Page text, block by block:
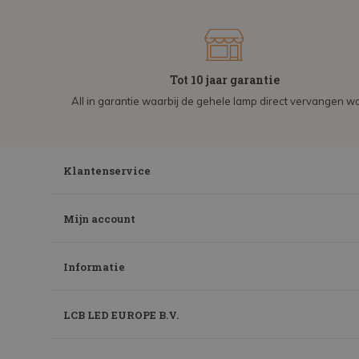
Tot 10 jaar garantie
All in garantie waarbij de gehele lamp direct vervangen
Klantenservice
Mijn account
Informatie
LCB LED EUROPE B.V.